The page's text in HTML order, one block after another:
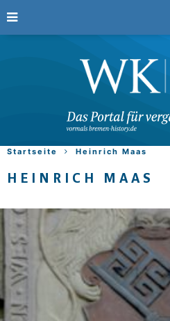
Startseite Heinrich Maas
HEINRICH MAAS